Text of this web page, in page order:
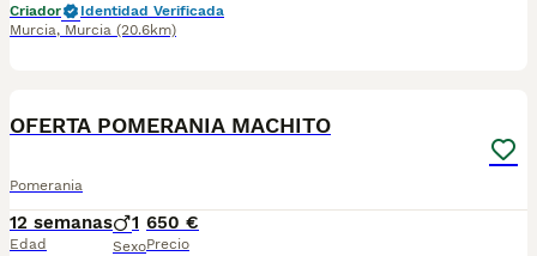
Criador
Identidad Verificada
Murcia, Murcia (20.6km)
OFERTA POMERANIA MACHITO
Pomerania
12 semanas
Edad
1
Sexo
650 €
Precio